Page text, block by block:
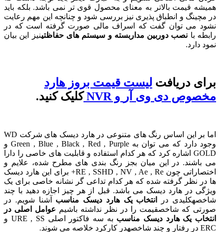
قیمت بالاتر به معنای محصول قوی تر نمی باشد. بلکه باید
و انطباق پذیری نیز بررسی شود و چنانچه این مهم رعایت
می توان گفت که اسراف مالی صورت گرفته است که در
بانصب دوربین مداربسته و سیستم های حفاظتینیز این بیان
دارد.
دریافتلیست قیمت بروز هارد
دی وی آروNVR کلیک کنید.
اما بر این اساس رنگ های متنوعی در هارد دیسک های شرکت WD
وجود دارد که می توان به Green , Blue , Black , Red , Purple و
GOLD اشاره کرد که هر کدام استفاده و قابلیت های خاصی را دارا
در این میان بجز رنگ بندی های مطرح شده، علایم و
اختصاراتی چون RE , SSHD , NV , Ae , Re+ برای این هارد دیسک
نظر گرفته شده که هر کدام تداعی گر نشانه خاصی برای یک
در هارد دیسک می باشد. قبل از هر چیز اجازه دهید با چند
درانتخاب یک هارد دیسک مناسبآشنا شویم. در
که شاخصقیمت را در نظر نداشته باشیمعوامل اصلی در
یک هارد دیسک مناسب
به سه فاکتور اصلی URE , SS و